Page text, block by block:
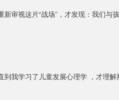
审视这片“战场”，才发现：我们与
到我学习了儿童发展心理学 ，才理